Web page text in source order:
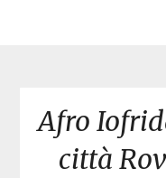
Afro
città